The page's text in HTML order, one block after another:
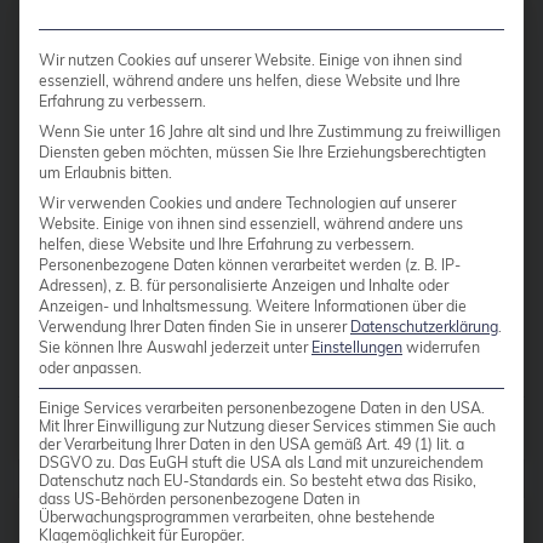
Cloudübergreifendes Management
Cluster
CNCF
Community
Config Management Camp
Configmap
Container
ContainerConf
corosync
credativ
Cryptomator
CVE
Cluster Fehler und wie Sie
sie vermeiden
Vermeiden Sie teure Proxmox-
Cluster-Ausfälle: Entdecken Sie die 10
häufigsten Virtualisierungsfehler und
professionelle Lösungsstrategien.
Weiterlesen
Beiträge vonPeter Dreuw
Wir nutzen Cookies auf unserer Website. Einige von ihnen sind
essenziell, während andere uns helfen, diese Website und Ihre
Erfahrung zu verbessern.
Wenn Sie unter 16 Jahre alt sind und Ihre Zustimmung zu freiwilligen
Diensten geben möchten, müssen Sie Ihre Erziehungsberechtigten
um Erlaubnis bitten.
Wir verwenden Cookies und andere Technologien auf unserer
Website. Einige von ihnen sind essenziell, während andere uns
helfen, diese Website und Ihre Erfahrung zu verbessern.
Personenbezogene Daten können verarbeitet werden (z. B. IP-
Adressen), z. B. für personalisierte Anzeigen und Inhalte oder
Anzeigen- und Inhaltsmessung. Weitere Informationen über die
Verwendung Ihrer Daten finden Sie in unserer Datenschutzerklärung.
Sie können Ihre Auswahl jederzeit unter Einstellungen widerrufen
oder anpassen.
Einige Services verarbeiten personenbezogene Daten in den USA.
Mit Ihrer Einwilligung zur Nutzung dieser Services stimmen Sie auch
der Verarbeitung Ihrer Daten in den USA gemäß Art. 49 (1) lit. a
DSGVO zu. Das EuGH stuft die USA als Land mit unzureichendem
Datenschutz nach EU-Standards ein. So besteht etwa das Risiko,
dass US-Behörden personenbezogene Daten in
Überwachungsprogrammen verarbeiten, ohne bestehende
Klagemöglichkeit für Europäer.